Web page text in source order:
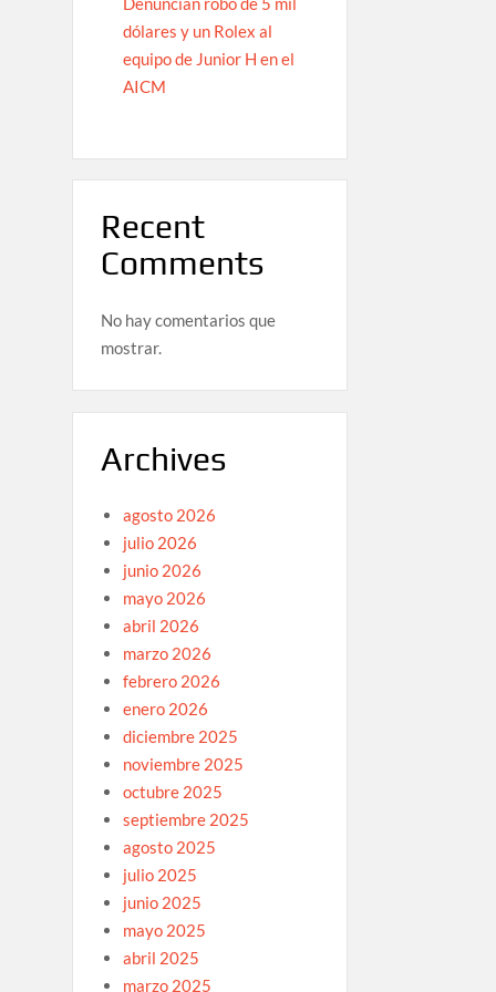
dólares y un Rolex al
equipo de Junior H en el
AICM
Recent
Comments
No hay comentarios que
mostrar.
Archives
agosto 2026
julio 2026
junio 2026
mayo 2026
abril 2026
marzo 2026
febrero 2026
enero 2026
diciembre 2025
noviembre 2025
octubre 2025
septiembre 2025
agosto 2025
julio 2025
junio 2025
mayo 2025
abril 2025
marzo 2025